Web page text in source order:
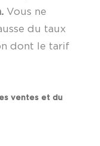
Vous ne
du taux
dont le tarif
ventes et du